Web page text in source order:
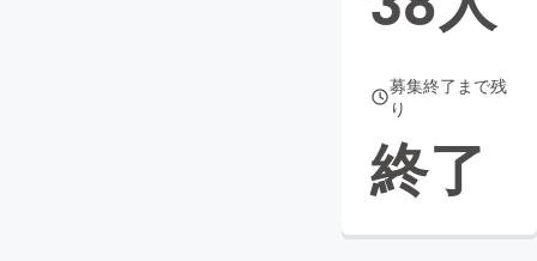
募集終了まで残
り
終了